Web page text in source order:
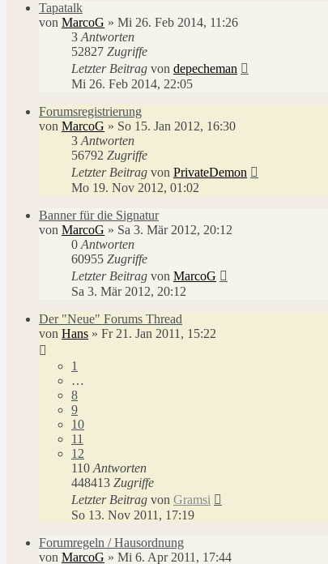
Tapatalk
von MarcoG » Mi 26. Feb 2014, 11:26
3 Antworten
52827 Zugriffe
Letzter Beitrag von depecheman
Mi 26. Feb 2014, 22:05
Forumsregistrierung
von MarcoG » So 15. Jan 2012, 16:30
3 Antworten
56792 Zugriffe
Letzter Beitrag von PrivateDemon
Mo 19. Nov 2012, 01:02
Banner für die Signatur
von MarcoG » Sa 3. Mär 2012, 20:12
0 Antworten
60955 Zugriffe
Letzter Beitrag von MarcoG
Sa 3. Mär 2012, 20:12
Der "Neue" Forums Thread
von Hans » Fr 21. Jan 2011, 15:22
1
…
8
9
10
11
12
110 Antworten
448413 Zugriffe
Letzter Beitrag von Gramsi
So 13. Nov 2011, 17:19
Forumregeln / Hausordnung
von MarcoG » Mi 6. Apr 2011, 17:44